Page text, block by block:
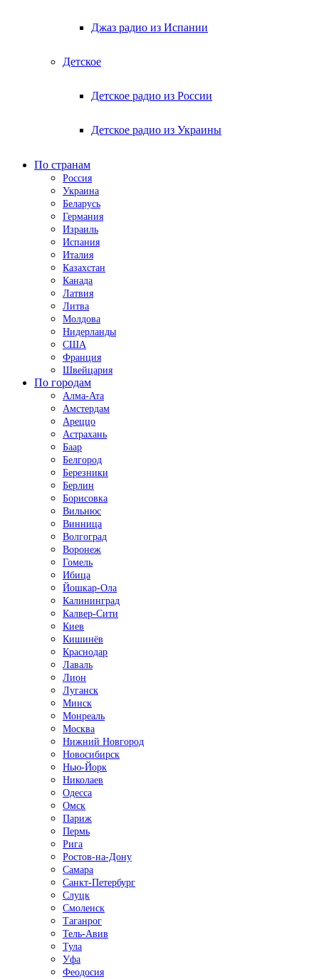
Джаз радио из Испании
Детское
Детское радио из России
Детское радио из Украины
По странам
Россия
Украина
Беларусь
Германия
Израиль
Испания
Италия
Казахстан
Канада
Латвия
Литва
Молдова
Нидерланды
США
Франция
Швейцария
По городам
Алма-Ата
Амстердам
Ареццо
Астрахань
Баар
Белгород
Березники
Берлин
Борисовка
Вильнюс
Винница
Волгоград
Воронеж
Гомель
Ибица
Йошкар-Ола
Калининград
Калвер-Сити
Киев
Кишинёв
Краснодар
Лаваль
Лион
Луганск
Минск
Монреаль
Москва
Нижний Новгород
Новосибирск
Нью-Йорк
Николаев
Одесса
Омск
Париж
Пермь
Рига
Ростов-на-Дону
Самара
Санкт-Петербург
Слуцк
Смоленск
Таганрог
Тель-Авив
Тула
Уфа
Феодосия